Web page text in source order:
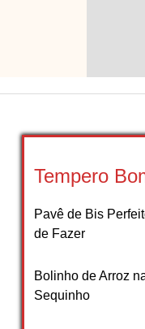
Tempero
Pavê de Bis
de Fazer
Bolinho de Arroz
Sequinho